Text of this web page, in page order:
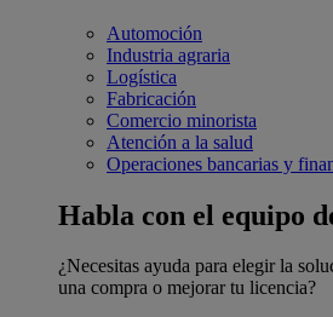
Automoción
Industria agraria
Logística
Fabricación
Comercio minorista
Atención a la salud
Operaciones bancarias y
Habla con el equipo
¿Necesitas ayuda para elegir la
una compra o mejorar tu licencia?